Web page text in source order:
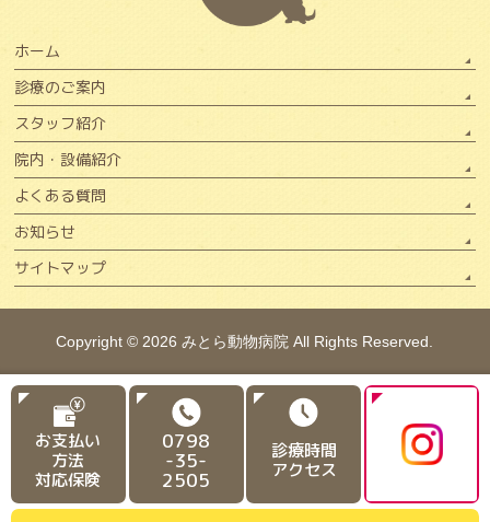
ホーム
診療のご案内
スタッフ紹介
院内・設備紹介
よくある質問
お知らせ
サイトマップ
Copyright © 2026みとら動物病院 All Rights Reserved.
お支払い
方法
対応保険
0798
-35-
2505
診療時間
アクセス